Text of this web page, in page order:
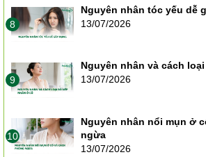
8
Nguyên nhân tóc yếu dễ
13/07/2026
9
Nguyên nhân và cách
13/07/2026
10
Nguyên nhân nổi mụn ở
ngừa
13/07/2026